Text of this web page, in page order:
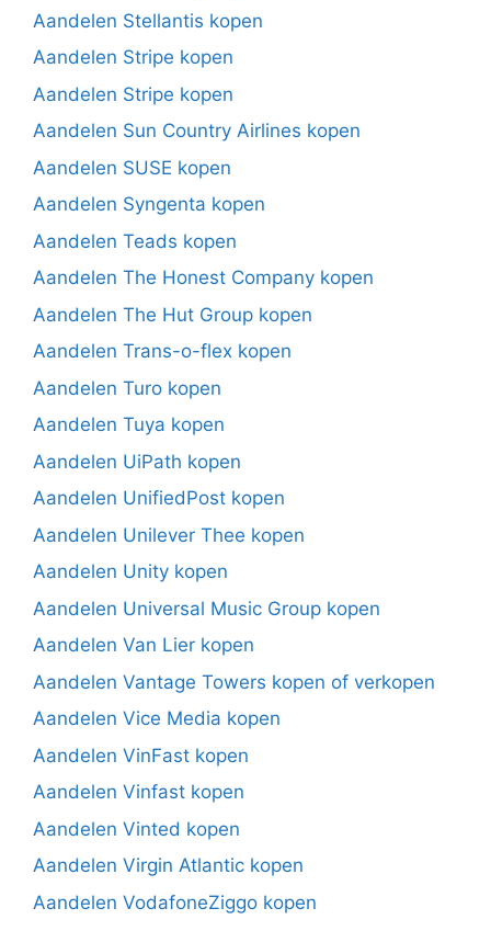
Aandelen Stellantis kopen
Aandelen Stripe kopen
Aandelen Stripe kopen
Aandelen Sun Country Airlines kopen
Aandelen SUSE kopen
Aandelen Syngenta kopen
Aandelen Teads kopen
Aandelen The Honest Company kopen
Aandelen The Hut Group kopen
Aandelen Trans-o-flex kopen
Aandelen Turo kopen
Aandelen Tuya kopen
Aandelen UiPath kopen
Aandelen UnifiedPost kopen
Aandelen Unilever Thee kopen
Aandelen Unity kopen
Aandelen Universal Music Group kopen
Aandelen Van Lier kopen
Aandelen Vantage Towers kopen of verkopen
Aandelen Vice Media kopen
Aandelen VinFast kopen
Aandelen Vinfast kopen
Aandelen Vinted kopen
Aandelen Virgin Atlantic kopen
Aandelen VodafoneZiggo kopen